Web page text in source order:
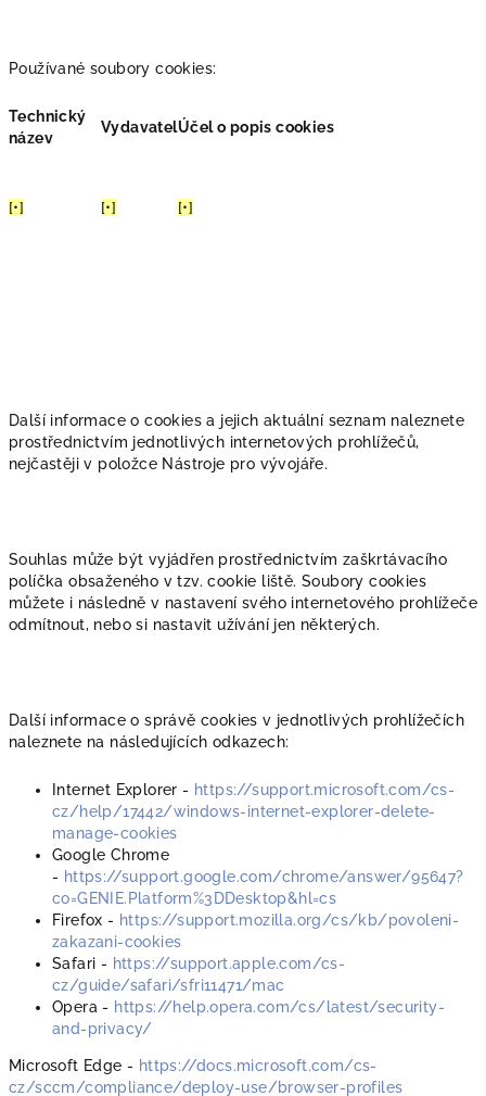
Používané soubory cookies:
Technický
název
VydavatelÚčel o popis cookies
[•] [•] [•]
Další informace o cookies a jejich aktuální seznam naleznete
prostřednictvím jednotlivých internetových prohlížečů,
nejčastěji v položce Nástroje pro vývojáře.
Souhlas může být vyjádřen prostřednictvím zaškrtávacího
políčka obsaženého v tzv. cookie liště. Soubory cookies
můžete i následně v nastavení svého internetového prohlížeče
odmítnout, nebo si nastavit užívání jen některých.
Další informace o správě cookies v jednotlivých prohlížečích
naleznete na následujících odkazech:
Internet Explorer - https://support.microsoft.com/cs-
cz/help/17442/windows-internet-explorer-delete-
manage-cookies
Google Chrome
- https://support.google.com/chrome/answer/95647?
co=GENIE.Platform%3DDesktop&hl=cs
Firefox - https://support.mozilla.org/cs/kb/povoleni-
zakazani-cookies
Safari - https://support.apple.com/cs-
cz/guide/safari/sfri11471/mac
Opera - https://help.opera.com/cs/latest/security-
and-privacy/
Microsoft Edge - https://docs.microsoft.com/cs-
cz/sccm/compliance/deploy-use/browser-profiles